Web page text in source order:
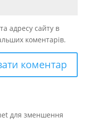
адресу сайту в
коментарів.
для зменшення